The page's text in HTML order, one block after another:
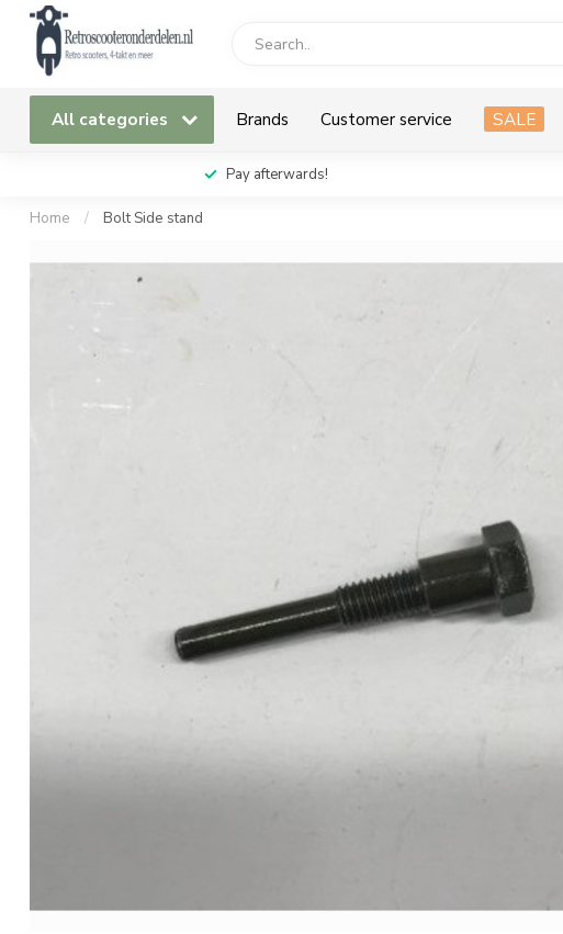
All categories Brands Customer service SALE
Pay afterwards!
Home / Bolt Side stand